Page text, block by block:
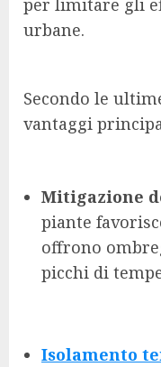
per limitare gli
urbane.
Secondo le
vantaggi
Mitigazione
piante
offrono
picchi di
Isolamento